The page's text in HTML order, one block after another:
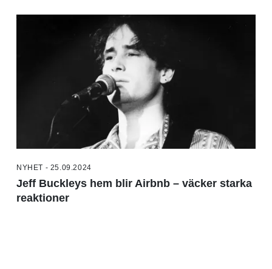
NYHET - 25.09.2024
Jeff Buckleys hem blir Airbnb – väcker starka
reaktioner